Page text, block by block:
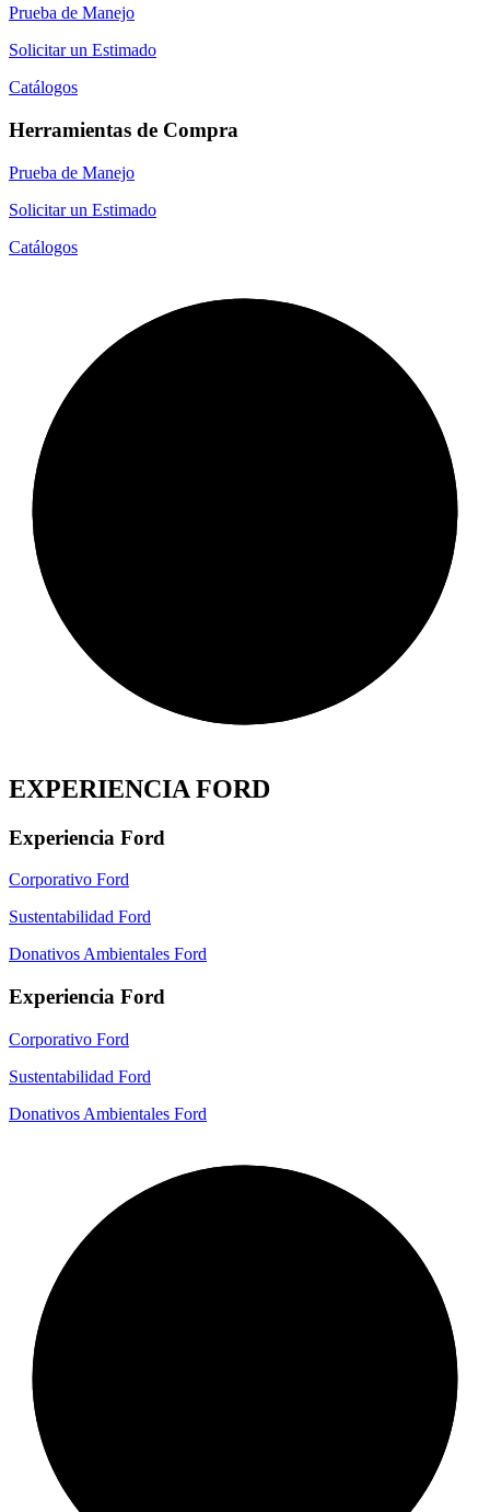
Prueba de Manejo
Solicitar un Estimado
Catálogos
Herramientas de Compra
Prueba de Manejo
Solicitar un Estimado
Catálogos
EXPERIENCIA FORD
Experiencia Ford
Corporativo Ford
Sustentabilidad Ford
Donativos Ambientales Ford
Experiencia Ford
Corporativo Ford
Sustentabilidad Ford
Donativos Ambientales Ford